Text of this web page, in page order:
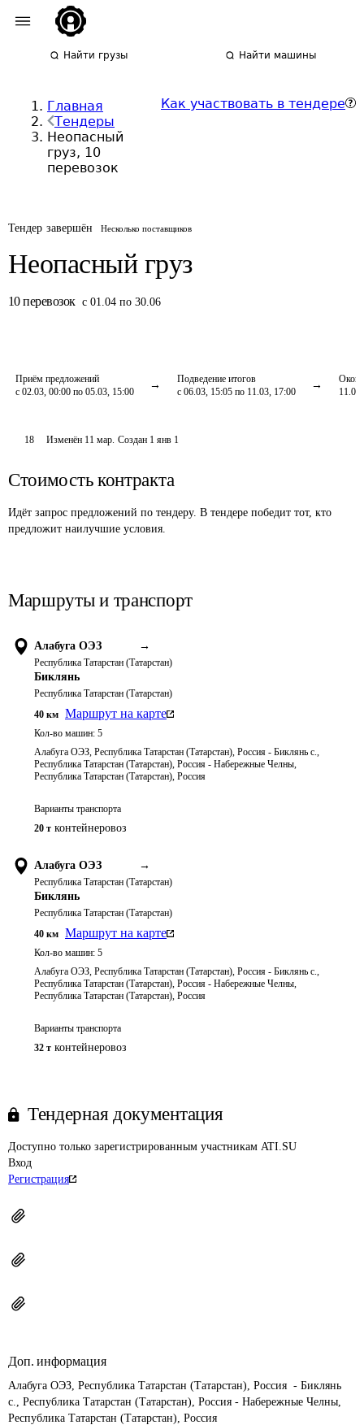
Найти грузы Найти машины
Главная
Тендеры
Неопасный
груз, 10
перевозок
Как участвовать в тендере
Тендер завершён Несколько поставщиков
Неопасный груз
10 перевозок с 01.04 по 30.06
Приём предложений
с 02.03, 00:00 по 05.03, 15:00
Подведение итогов
с 06.03, 15:05 по 11.03, 17:00
18 Изменён 11 мар. Создан 1 янв 1
Стоимость контракта
Идёт запрос предложений по тендеру. В тендере победит тот, кто
предложит наилучшие условия.
Маршруты и транспорт
Алабуга ОЭЗ →
Республика Татарстан (Татарстан)
Биклянь
Республика Татарстан (Татарстан)
40 км Маршрут на карте
Кол-во машин: 5
Алабуга ОЭЗ, Республика Татарстан (Татарстан), Россия - Биклянь с.,
Республика Татарстан (Татарстан), Россия - Набережные Челны,
Республика Татарстан (Татарстан), Россия
Варианты транспорта
20 т контейнеровоз
Алабуга ОЭЗ →
Республика Татарстан (Татарстан)
Биклянь
Республика Татарстан (Татарстан)
40 км Маршрут на карте
Кол-во машин: 5
Алабуга ОЭЗ, Республика Татарстан (Татарстан), Россия - Биклянь с.,
Республика Татарстан (Татарстан), Россия - Набережные Челны,
Республика Татарстан (Татарстан), Россия
Варианты транспорта
32 т контейнеровоз
Тендерная документация
Доступно только зарегистрированным участникам ATI.SU
Вход
Регистрация
Доп. информация
Алабуга ОЭЗ, Республика Татарстан (Татарстан), Россия  - Биклянь
с., Республика Татарстан (Татарстан), Россия - Набережные Челны,
Республика Татарстан (Татарстан), Россия